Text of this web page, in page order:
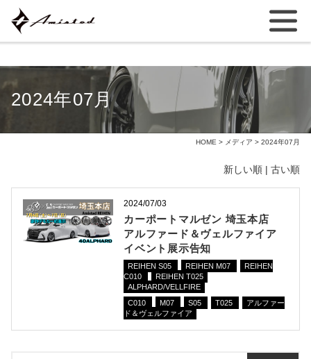
2024年07月
HOME > メディア > 2024年07月
新しい順 | 古い順
2024/07/03
カーポートマルゼン 埼玉本店
アルファード＆ヴェルファイア
イベント展示告知
REIHEN S05 REIHEN M07
REIHEN
C010
REIHEN T025
ALPHARD/VELLFIRE
C010
M07 S05 T025
アルファー
ド＆ヴェルファイア